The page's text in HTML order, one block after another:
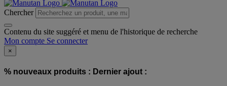
Chercher
Contenu du site suggéré et menu de l'historique de recherche
Mon compte Se connecter
×
% nouveaux produits : Dernier ajout :